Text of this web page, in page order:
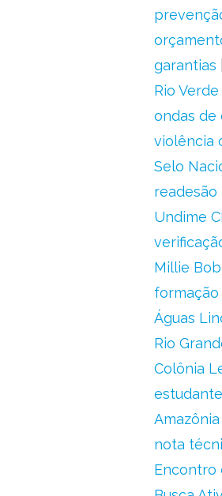
garantias
Rio Verde
ondas de
violência
Selo
readesão
Undime
Millie
Águas
Rio
Colônia
estudante
nota
Encontro